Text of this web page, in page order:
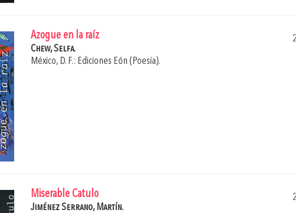
Azogue en la raíz
Chew, Selfa.
México, D. F.: Ediciones Eón (Poesía).
Miserable Catulo
Jiménez Serrano, Martín.